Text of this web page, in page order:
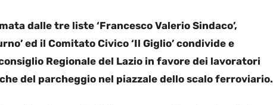
dalle tre liste ‘Francesco Valerio Sindaco’,
ed il Comitato Civico ‘Il Giglio’ condivide e
Regionale del Lazio in favore dei lavoratori
del parcheggio nel piazzale dello scalo ferroviario.